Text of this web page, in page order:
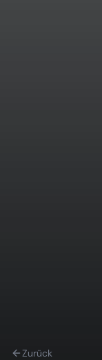
Zurück